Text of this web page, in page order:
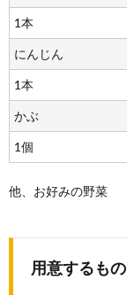
1本
にんじん
1本
かぶ
1個
他、お好みの野菜
用意するもの